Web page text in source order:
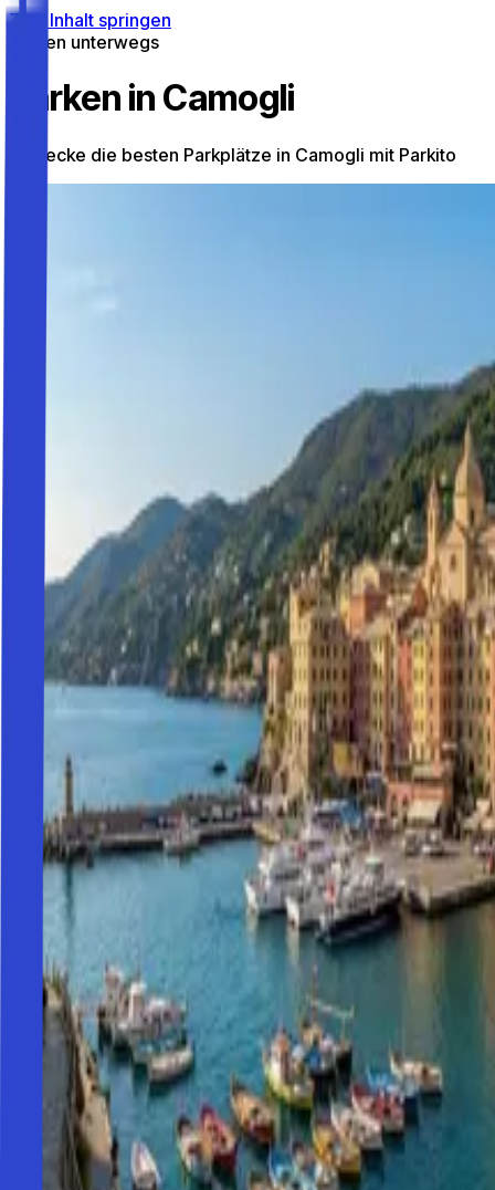
Zum Inhalt springen
Parken unterwegs
Parken in Camogli
Entdecke die besten Parkplätze in Camogli mit Parkito